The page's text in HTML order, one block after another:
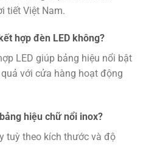
tiết Việt Nam.
hợp đèn LED không?
LED giúp bảng hiệu nổi bật
với cửa hàng hoạt động
hiệu chữ nổi inox?
tuỳ theo kích thước và độ